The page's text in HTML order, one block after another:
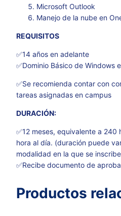
Microsoft Outlook
Manejo de la nube en
REQUISITOS
✅14 años en adelante
✅Dominio Básico de Windows
✅Se recomienda contar con
tareas asignadas en campus
DURACIÓN:
✅12 meses, equivalente a 240
hora al día. (duración puede
modalidad en la que se
✅Recibe documento de
Productos